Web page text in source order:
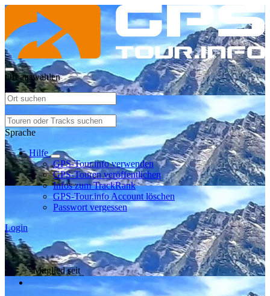
Ort auswählen
Sprache
Hilfe
GPS-Tour.info verwenden
GPS-Touren veröffentlichen
Infos zum TrackRank
GPS-Tour.info Account löschen
Passwort vergessen
Login
Mitglied seit